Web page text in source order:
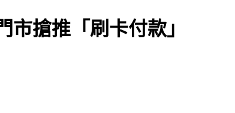
搶推「刷卡付款」